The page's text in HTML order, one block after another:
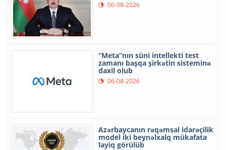
06-08-2026
“Meta”nın süni intellekti test
zamanı başqa şirkətin sisteminə
daxil olub
06-08-2026
Azərbaycanın rəqəmsal idarəçilik
model iki beynəlxalq mükafata
layiq görülüb